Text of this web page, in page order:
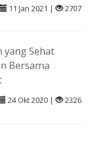
11 Jan 2021 | 2707
Sehat
Bersama
24 Okt 2020 | 2326